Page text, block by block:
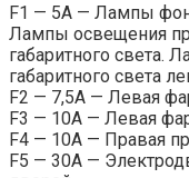
F1 — 5А — Лампы
Лампы освещения
габаритного света.
габаритного света
F2 — 7,5А — Левая
F3 — 10А — Левая
F4 — 10А — Правая
F5 — 30А —